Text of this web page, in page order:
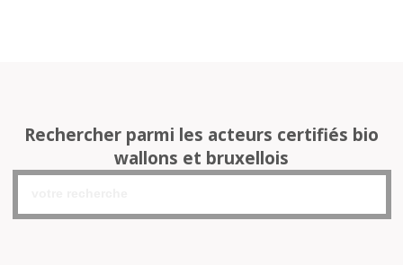
Rechercher parmi les acteurs certifiés bio
wallons et bruxellois